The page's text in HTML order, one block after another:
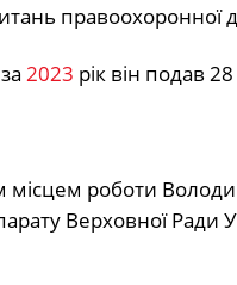
правоохоронної
2023 рік він подав
місцем роботи
Верховної Ради